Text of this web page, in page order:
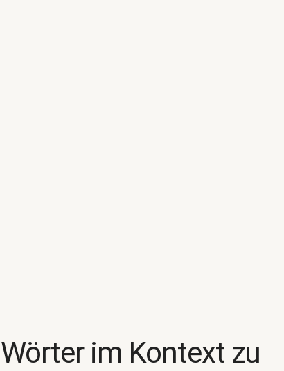
Wörter im Kontext zu